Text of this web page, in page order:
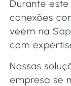
Durante
conexões
veem na
com
Nossas
empresa se